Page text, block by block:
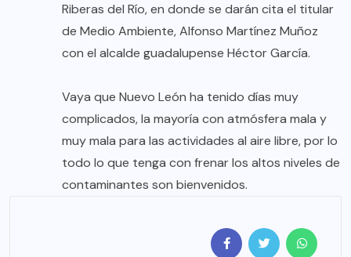
Riberas del Río, en donde se darán cita el titular
de Medio Ambiente, Alfonso Martínez Muñoz
con el alcalde guadalupense Héctor García.
Vaya que Nuevo León ha tenido días muy
complicados, la mayoría con atmósfera mala y
muy mala para las actividades al aire libre, por lo
todo lo que tenga con frenar los altos niveles de
contaminantes son bienvenidos.